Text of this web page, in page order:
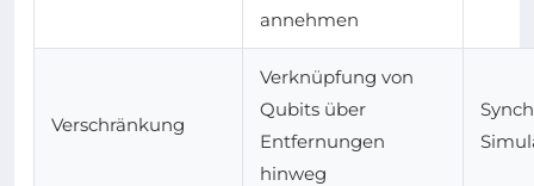
annehmen
Verschränkung
Verknüpfung von
Qubits über
Entfernungen
hinweg